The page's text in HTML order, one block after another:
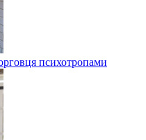
психотропами